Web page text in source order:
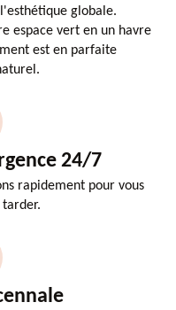
globale.
espace vert en un havre
est en parfaite
24/7
rapidement pour vous
tarder.